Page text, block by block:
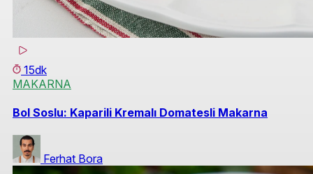
15dk
MAKARNA
Bol Soslu: Kaparili Kremalı Domatesli Makarna
Ferhat Bora